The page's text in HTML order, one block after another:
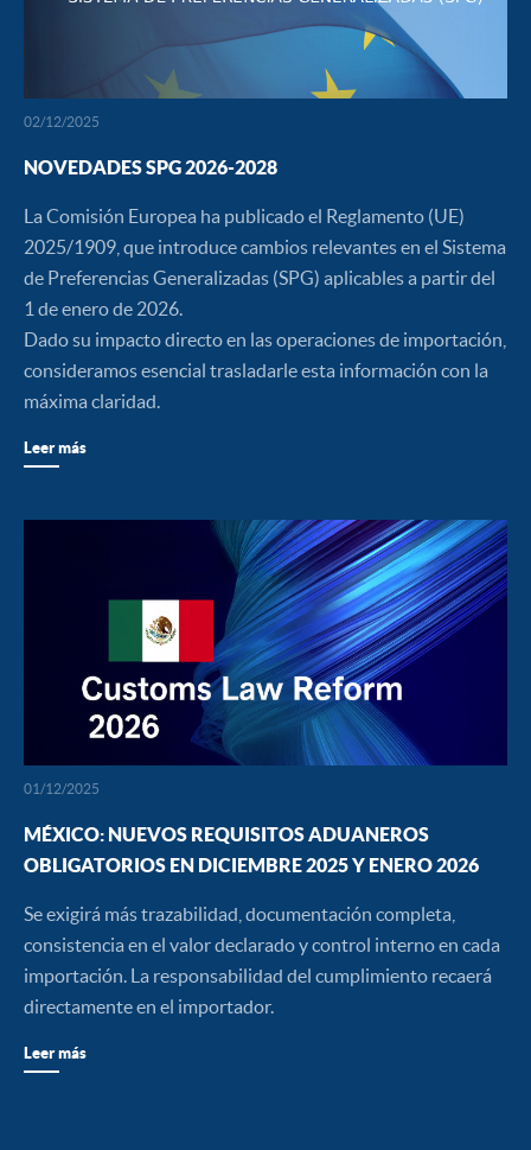
02/12/2025
NOVEDADES SPG 2026-2028
La Comisión Europea ha publicado el Reglamento (UE)
2025/1909, que introduce cambios relevantes en el Sistema
de Preferencias Generalizadas (SPG) aplicables a partir del
1 de enero de 2026.
Dado su impacto directo en las operaciones de importación,
consideramos esencial trasladarle esta información con la
máxima claridad.
Leer más
01/12/2025
MÉXICO: NUEVOS REQUISITOS ADUANEROS
OBLIGATORIOS EN DICIEMBRE 2025 Y ENERO 2026
Se exigirá más trazabilidad, documentación completa,
consistencia en el valor declarado y control interno en cada
importación. La responsabilidad del cumplimiento recaerá
directamente en el importador.
Leer más